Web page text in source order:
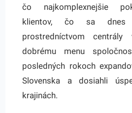
čo najkomplexnejšie
klientov, čo sa dnes
prostredníctvom
dobrému menu
posledných rokoch
Slovenska a dosiahli
krajinách.